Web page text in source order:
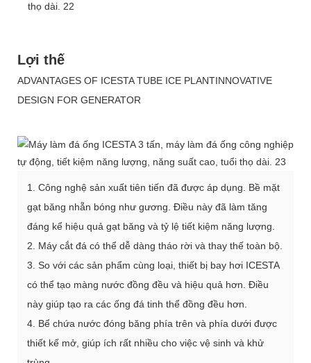
Lợi thế
ADVANTAGES OF ICESTA TUBE ICE PLANTINNOVATIVE
DESIGN FOR GENERATOR
1. Công nghệ sản xuất tiên tiến đã được áp dụng. Bề mặt
gạt băng nhẵn bóng như gương. Điều này đã làm tăng
đáng kể hiệu quả gạt băng và tỷ lệ tiết kiệm năng lượng.
2. Máy cắt đá có thể dễ dàng tháo rời và thay thế toàn bộ.
3. So với các sản phẩm cùng loại, thiết bị bay hơi ICESTA
có thể tạo màng nước đồng đều và hiệu quả hơn. Điều
này giúp tạo ra các ống đá tinh thể đồng đều hơn.
4. Bể chứa nước đóng băng phía trên và phía dưới được
thiết kế mở, giúp ích rất nhiều cho việc vệ sinh và khử